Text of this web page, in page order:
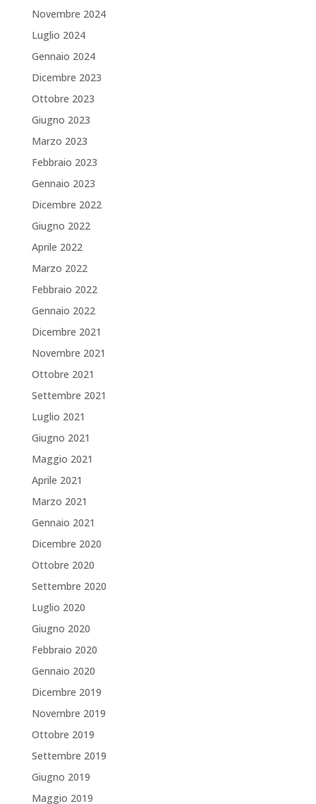
Novembre 2024
Luglio 2024
Gennaio 2024
Dicembre 2023
Ottobre 2023
Giugno 2023
Marzo 2023
Febbraio 2023
Gennaio 2023
Dicembre 2022
Giugno 2022
Aprile 2022
Marzo 2022
Febbraio 2022
Gennaio 2022
Dicembre 2021
Novembre 2021
Ottobre 2021
Settembre 2021
Luglio 2021
Giugno 2021
Maggio 2021
Aprile 2021
Marzo 2021
Gennaio 2021
Dicembre 2020
Ottobre 2020
Settembre 2020
Luglio 2020
Giugno 2020
Febbraio 2020
Gennaio 2020
Dicembre 2019
Novembre 2019
Ottobre 2019
Settembre 2019
Giugno 2019
Maggio 2019